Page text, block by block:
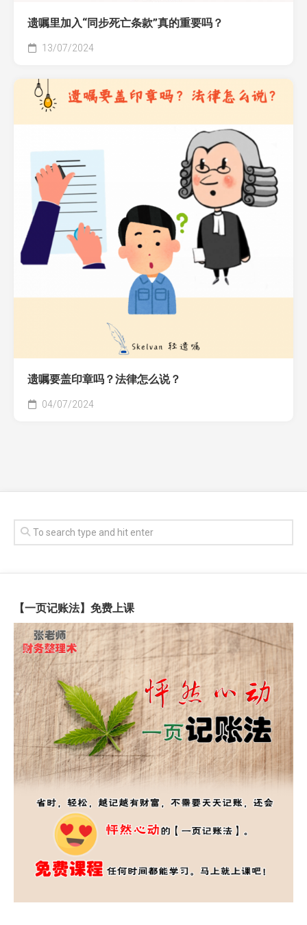
遗嘱里加入“同步死亡条款”真的重要吗？
13/07/2024
遗嘱要盖印章吗？法律怎么说？
04/07/2024
【一页记账法】免费上课